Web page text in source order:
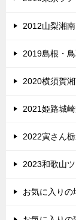
2012山梨湘
2019島根・
2020横須賀
2021姫路城
2022寅さん
2023和歌山
お気に入りの